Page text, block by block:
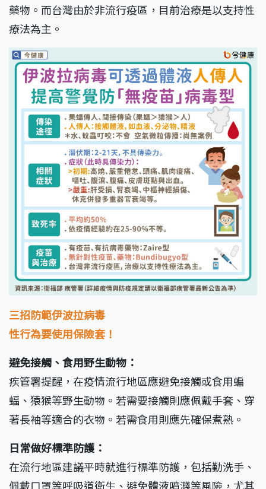
藥物。而台灣由於非流行疫區，目前治療是以支持性
療法為主。
三招防範伊波拉病毒
性行為要使用保險套！
避免接觸、食用野生動物：
疾管署提醒，在疫情流行地區應避免接觸或食用蝙
蝠、猿猴等野生動物。若需要接觸則應佩戴手套、穿
著長袖等適合的衣物。若需食用則應先確保煮熟。
日常做好標準防護：
在流行地區建議平時就進行標準防護，包括勤洗手、
佩戴口罩等呼吸道衛生、避免體液噴濺等風險，尤其